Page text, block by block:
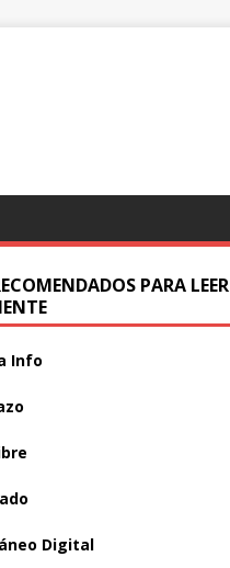
PARA LEER
Info
Digital